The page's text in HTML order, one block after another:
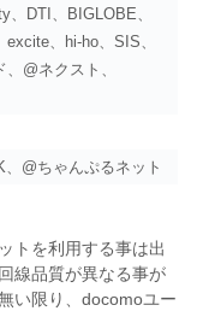
、DTI、BIGLOBE、
、hi-ho、SIS、
@ネクスト、
@ちゃんぷるネット
トを利用する事は出
線品質が異なる事が
い限り、docomoユー